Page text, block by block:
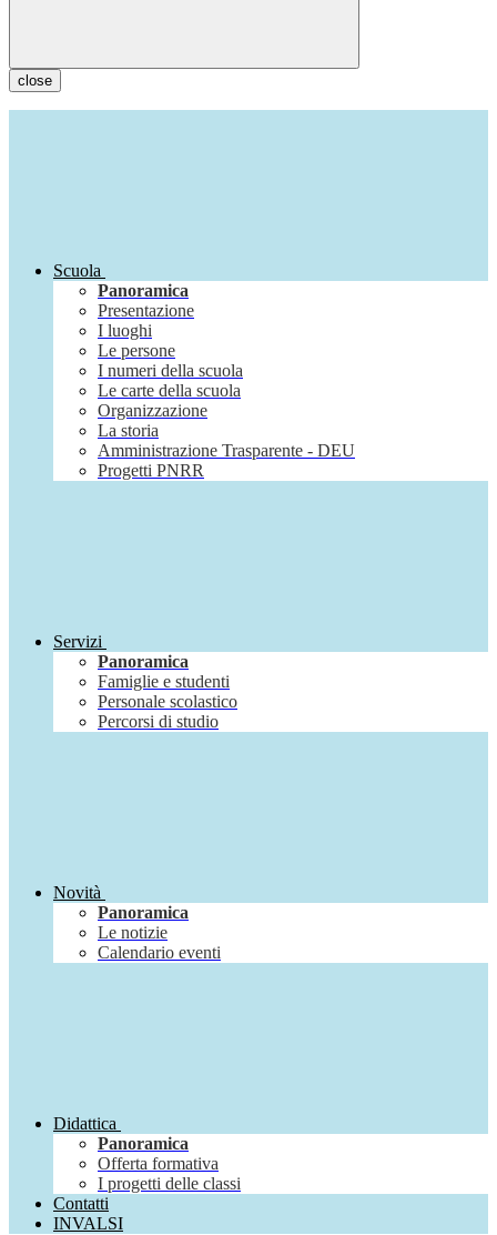
close
Scuola
Panoramica
Presentazione
I luoghi
Le persone
I numeri della scuola
Le carte della scuola
Organizzazione
La storia
Amministrazione Trasparente - DEU
Progetti PNRR
Servizi
Panoramica
Famiglie e studenti
Personale scolastico
Percorsi di studio
Novità
Panoramica
Le notizie
Calendario eventi
Didattica
Panoramica
Offerta formativa
I progetti delle classi
Contatti
INVALSI